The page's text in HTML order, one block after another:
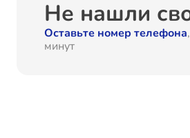
Не нашли
Оставьте номер телефона
минут